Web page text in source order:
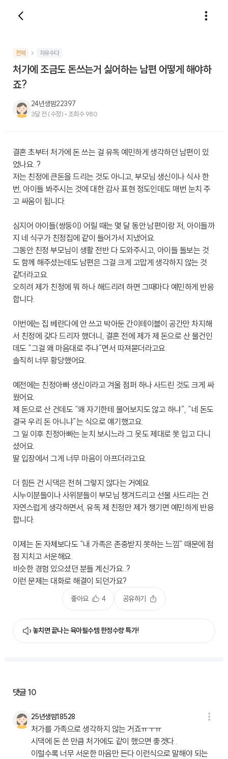
전체 자유수다
처가에 조금도 돈쓰는거 싫어하는 남편 어떻게 해야하
죠?
24년생맘22397
3달 전 (수정)• 조회수980
결혼 초부터 처가에 돈 쓰는 걸 유독 예민하게 생각하던 남편이 있
었나요..?
저는 친정에 큰돈을 드리는 것도 아니고, 부모님 생신이나 식사 한
번, 아이들 봐주시는 것에 대한 감사 표현 정도인데도 매번 눈치 주
고 싸움이 됩니다.
심지어 아이들(쌍둥이) 어릴 때는 몇 달 동안 남편이랑 저, 아이들까
지 네 식구가 친정집에 같이 들어가서 지냈어요.
그동안 친정 부모님이 생활 전반 다 도와주시고, 아이들 돌보는 것
도 함께 해주셨는데도 남편은 그걸 크게 고맙게 생각하지 않는 것
같더라고요.
오히려 제가 친정에 뭐 하나 해드리려 하면 그때마다 예민하게 반응
합니다.
이번에는 집 베란다에 안 쓰고 박아둔 간이테이블이 공간만 차지해
서 친정에 갖다 드리자 했더니, 결혼 전에 제가 제 돈으로 산 물건인
데도 “그걸 왜 마음대로 주냐”면서 따져묻더라고요.
솔직히 너무 황당했어요.
예전에는 친정아빠 생신이라고 겨울 점퍼 하나 사드린 것도 크게 싸
웠어요.
제 돈으로 산 건데도 “왜 자기한테 물어보지도 않고 하냐”, “네 돈도
결국 우리 돈 아니냐”는 식으로 얘기했고요.
그 일 이후 친정아빠는 눈치 보시느라 그 옷도 제대로 못 입고 다니
셨어요.
딸 입장에서 그게 너무 마음이 아프더라고요.
더 힘든 건 시댁은 전혀 그렇지 않다는 거예요.
시누이분들이나 사위분들이 부모님 챙겨드리고 선물 사드리는 건
자연스럽게 생각하면서, 유독 제 친정만 제가 챙기면 예민하게 반응
합니다.
이제는 돈 자체보다도 “내 가족은 존중받지 못하는 느낌” 때문에 점
점 지치고 서운해요.
비슷한 경험 있으셨던 분들 계신가요..?
이런 문제는 대화로 해결이 되던가요?
좋아요 4 공유하기
놓치면 끝나는 육아필수템 한정수량 특가!
댓글10
25년생맘18528
처가를 가족으로 생각하지 않는 거죠ㅠㅜㅠ
시댁에 돈 쓴 만큼 처가에도 같이 했으면 좋겟다..
이럴수록 너무 서운한 마음만 든다 이런식으로 말해야 되는